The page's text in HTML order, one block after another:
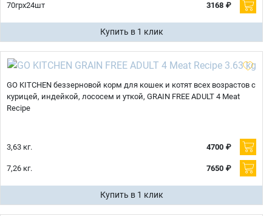
70грx24шт 3168 ₽
Купить в 1 клик
GO KITCHEN беззерновой корм для кошек и котят всех возрастов с
курицей, индейкой, лососем и уткой, GRAIN FREE ADULT 4 Meat
Recipe
3,63 кг. 4700 ₽
7,26 кг. 7650 ₽
Купить в 1 клик